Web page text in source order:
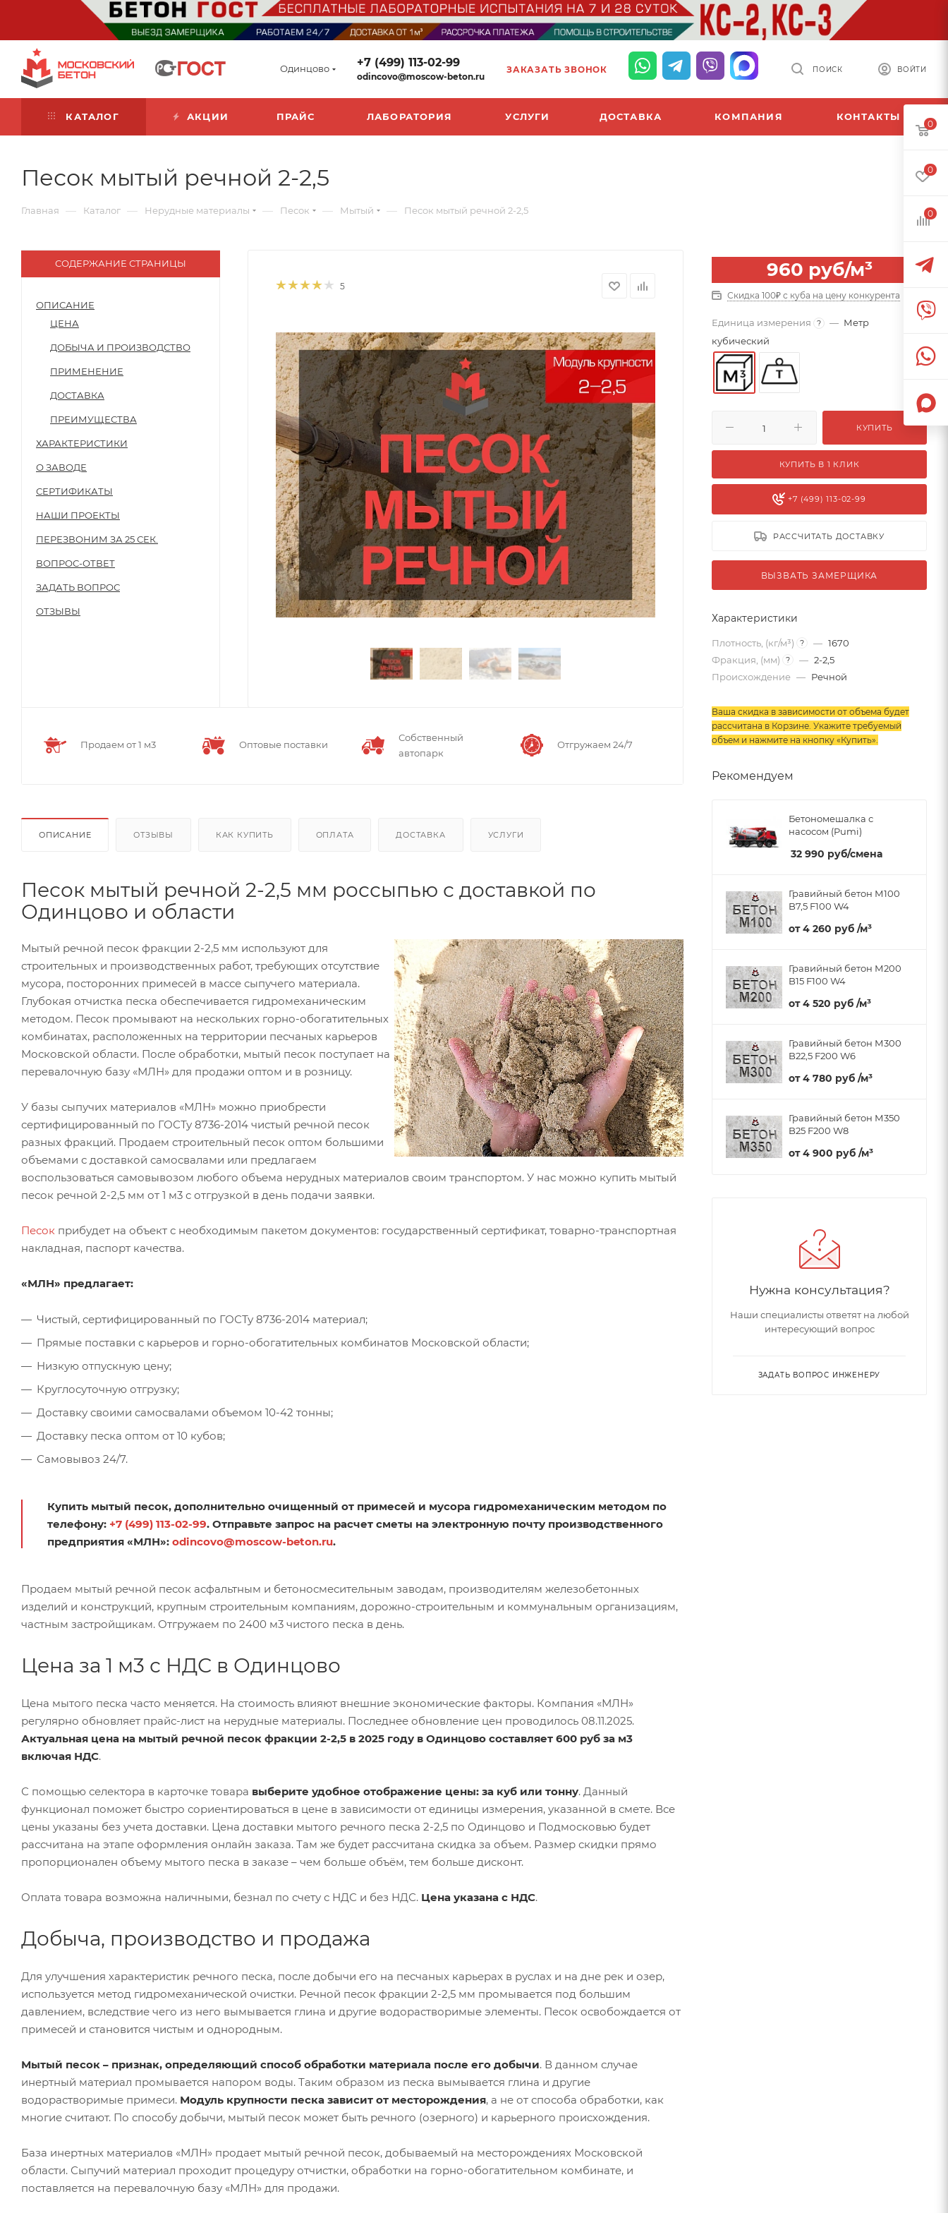
Одинцово +7 (499) 113-02-99
odincovo@moscow-beton.ru
ЗАКАЗАТЬ ЗВОНОК ВОЙТИ
ПОИСК
КАТАЛОГ АКЦИИ ПРАЙС ЛАБОРАТОРИЯ УСЛУГИ ДОСТАВКА КОМПАНИЯ КОНТАКТЫ
Песок мытый речной 2-2,5
Главная — Каталог — Нерудные материалы — Песок — Мытый — Песок мытый речной 2-2,5
СОДЕРЖАНИЕ СТРАНИЦЫ
ОПИСАНИЕ
ЦЕНА
ДОБЫЧА И ПРОИЗВОДСТВО
ПРИМЕНЕНИЕ
ДОСТАВКА
ПРЕИМУЩЕСТВА
ХАРАКТЕРИСТИКИ
О ЗАВОДЕ
СЕРТИФИКАТЫ
НАШИ ПРОЕКТЫ
ПЕРЕЗВОНИМ ЗА 25 СЕК.
ВОПРОС-ОТВЕТ
ЗАДАТЬ ВОПРОС
ОТЗЫВЫ
5
Продаем от 1 м3 Оптовые поставки
Собственный
автопарк
Отгружаем 24/7
ОПИСАНИЕ ОТЗЫВЫ КАК КУПИТЬ ОПЛАТА ДОСТАВКА УСЛУГИ
Песок мытый речной 2-2,5 мм россыпью с доставкой по
Одинцово и области
Мытый речной песок фракции 2-2,5 мм используют для
строительных и производственных работ, требующих отсутствие
мусора, посторонних примесей в массе сыпучего материала.
Глубокая отчистка песка обеспечивается гидромеханическим
методом. Песок промывают на нескольких горно-обогатительных
комбинатах, расположенных на территории песчаных карьеров
Московской области. После обработки, мытый песок поступает на
перевалочную базу «МЛН» для продажи оптом и в розницу.
У базы сыпучих материалов «МЛН» можно приобрести
сертифицированный по ГОСТу 8736-2014 чистый речной песок
разных фракций. Продаем строительный песок оптом большими
объемами с доставкой самосвалами или предлагаем
воспользоваться самовывозом любого объема нерудных материалов своим транспортом. У нас можно купить мытый
песок речной 2-2,5 мм от 1 м3 с отгрузкой в день подачи заявки.
Песок прибудет на объект с необходимым пакетом документов: государственный сертификат, товарно-транспортная
накладная, паспорт качества.
«МЛН» предлагает:
Чистый, сертифицированный по ГОСТу 8736-2014 материал;
Прямые поставки с карьеров и горно-обогатительных комбинатов Московской области;
Низкую отпускную цену;
Круглосуточную отгрузку;
Доставку своими самосвалами объемом 10-42 тонны;
Доставку песка оптом от 10 кубов;
Самовывоз 24/7.
Купить мытый песок, дополнительно очищенный от примесей и мусора гидромеханическим методом по
телефону: +7 (499) 113-02-99. Отправьте запрос на расчет сметы на электронную почту производственного
предприятия «МЛН»: odincovo@moscow-beton.ru.
Продаем мытый речной песок асфальтным и бетоносмесительным заводам, производителям железобетонных
изделий и конструкций, крупным строительным компаниям, дорожно-строительным и коммунальным организациям,
частным застройщикам. Отгружаем по 2400 м3 чистого песка в день.
Цена за 1 м3 с НДС в Одинцово
Цена мытого песка часто меняется. На стоимость влияют внешние экономические факторы. Компания «МЛН»
регулярно обновляет прайс-лист на нерудные материалы. Последнее обновление цен проводилось 08.11.2025.
Актуальная цена на мытый речной песок фракции 2-2,5 в 2025 году в Одинцово составляет 600 руб за м3
включая НДС.
С помощью селектора в карточке товара выберите удобное отображение цены: за куб или тонну. Данный
функционал поможет быстро сориентироваться в цене в зависимости от единицы измерения, указанной в смете. Все
цены указаны без учета доставки. Цена доставки мытого речного песка 2-2,5 по Одинцово и Подмосковью будет
рассчитана на этапе оформления онлайн заказа. Там же будет рассчитана скидка за объем. Размер скидки прямо
пропорционален объему мытого песка в заказе – чем больше объём, тем больше дисконт.
Оплата товара возможна наличными, безнал по счету с НДС и без НДС. Цена указана с НДС.
Добыча, производство и продажа
Для улучшения характеристик речного песка, после добычи его на песчаных карьерах в руслах и на дне рек и озер,
используется метод гидромеханической очистки. Речной песок фракции 2-2,5 мм промывается под большим
давлением, вследствие чего из него вымывается глина и другие водорастворимые элементы. Песок освобождается от
примесей и становится чистым и однородным.
Мытый песок – признак, определяющий способ обработки материала после его добычи. В данном случае
инертный материал промывается напором воды. Таким образом из песка вымывается глина и другие
водорастворимые примеси. Модуль крупности песка зависит от месторождения, а не от способа обработки, как
многие считают. По способу добычи, мытый песок может быть речного (озерного) и карьерного происхождения.
База инертных материалов «МЛН» продает мытый речной песок, добываемый на месторождениях Московской
области. Сыпучий материал проходит процедуру отчистки, обработки на горно-обогатительном комбинате, и
поставляется на перевалочную базу «МЛН» для продажи.
960 руб/м³
Скидка 100₽ с куба на цену конкурента
Единица измерения ? — Метр
кубический
КУПИТЬ
КУПИТЬ В 1 КЛИК
+7 (499) 113-02-99
РАССЧИТАТЬ ДОСТАВКУ
ВЫЗВАТЬ ЗАМЕРЩИКА
Характеристики
Плотность, (кг/м³) ? — 1670
Фракция, (мм)
? — 2-2,5
Происхождение — Речной
Ваша скидка в зависимости от объема будет
рассчитана в Корзине. Укажите требуемый
объем и нажмите на кнопку «Купить»
Рекомендуем
Бетономешалка с
насосом (Pumi)
32 990 руб/смена
Гравийный бетон М100
B7,5 F100 W4
от4 260 руб /м³
Гравийный бетон М200
B15 F100 W4
от4 520 руб /м³
Гравийный бетон М300
B22,5 F200 W6
от4 780 руб /м³
Гравийный бетон М350
B25 F200 W8
от4 900 руб /м³
Нужна консультация?
Наши специалисты ответят на любой
интересующий вопрос
ЗАДАТЬ ВОПРОС ИНЖЕНЕРУ
0
0
0